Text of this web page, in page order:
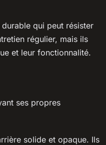
qui peut résister
régulier, mais ils
et leur fonctionnalité.
ses propres
solide et opaque. Ils